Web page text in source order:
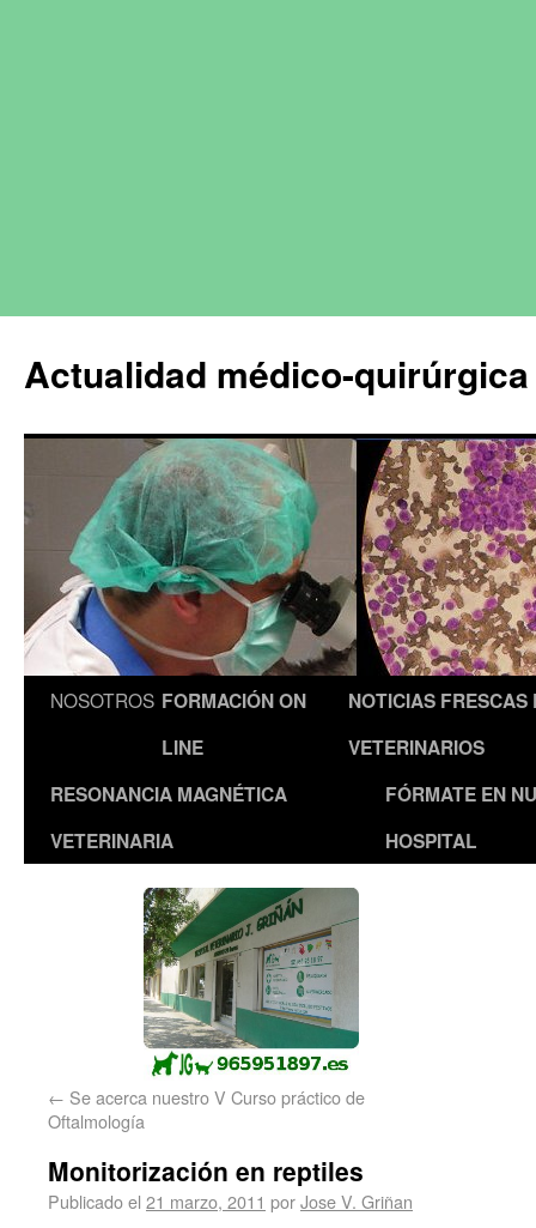
Actualidad médico-
NOSOTROS FORMACIÓN ON
LINE
NOTICIAS FRESCAS
VETERINARIOS
RESONANCIA MAGNÉTICA
VETERINARIA
FÓRMATE EN
HOSPITAL
← Se acerca nuestro V Curso práctico de
Oftalmología
Monitorización en reptiles
Publicado el 21 marzo, 2011 porJose V. Griñan